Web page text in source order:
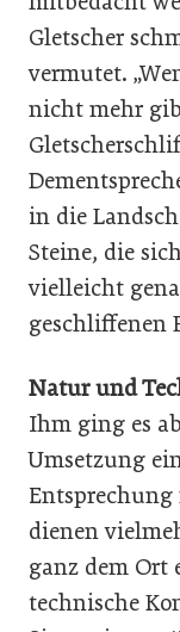
Gletscher
vermutet.
nicht mehr
in die
Steine, die
vielleicht
geschliffenen
Natur und
Ihm ging es
Umsetzung
Entsprechung
dienen
ganz dem Ort
technische